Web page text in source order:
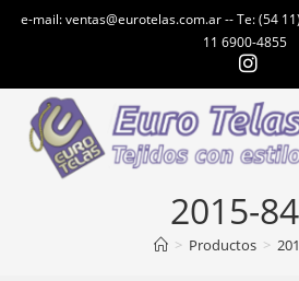
e-mail: ventas@eurotelas.com.ar -- Te: (54
11 6900-4855
2015-
> Productos >